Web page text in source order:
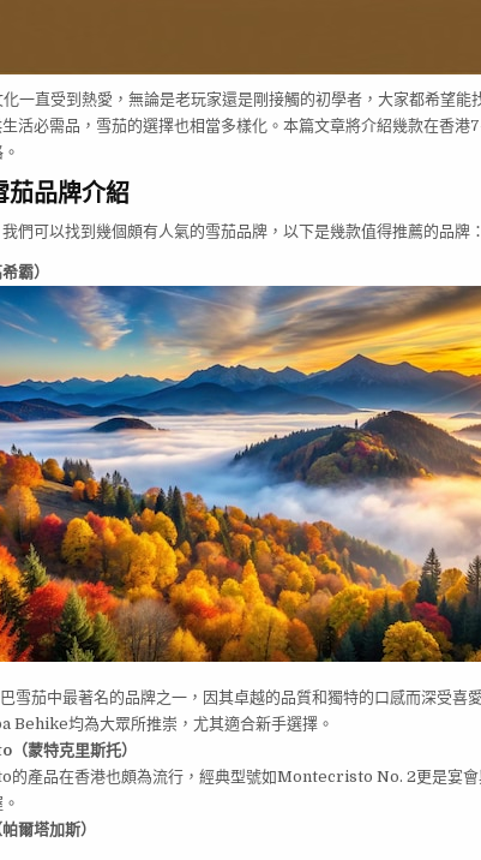
一直受到熱愛，無論是老玩家還是剛接觸的初學者，大家都希望能
活必需品，雪茄的選擇也相當多樣化。本篇文章將介紹幾款在香港
茄品牌介紹
們可以找到幾個頗有人氣的雪茄品牌，以下是幾款值得推薦的品牌：
霸）
雪茄中最著名的品牌之一，因其卓越的品質和獨特的口感而深受喜
Behike均為大眾所推崇，尤其適合新手選擇。
蒙特克里斯托）
產品在香港也頗為流行，經典型號如Montecristo No. 2更是宴會
爾塔加斯）